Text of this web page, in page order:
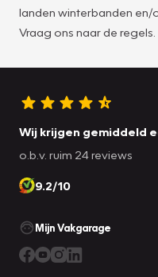
landen winterbanden en/
Vraag ons naar de regels.
Wij krijgen gemiddeld
o.b.v. ruim 24 reviews
9.2/10
Mijn Vakgarage